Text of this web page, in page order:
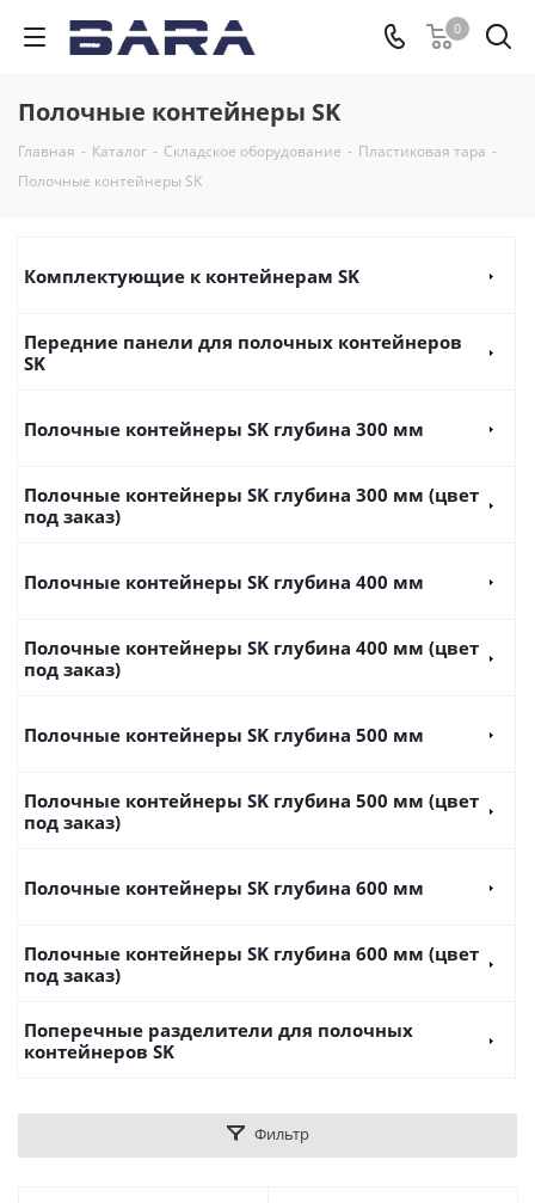
0
Полочные контейнеры SK
Главная - Каталог - Складское оборудование - Пластиковая тара -
Полочные контейнеры SK
Комплектующие к контейнерам SK
Передние панели для полочных контейнеров
SK
Полочные контейнеры SK глубина 300 мм
Полочные контейнеры SK глубина 300 мм (цвет
под заказ)
Полочные контейнеры SK глубина 400 мм
Полочные контейнеры SK глубина 400 мм (цвет
под заказ)
Полочные контейнеры SK глубина 500 мм
Полочные контейнеры SK глубина 500 мм (цвет
под заказ)
Полочные контейнеры SK глубина 600 мм
Полочные контейнеры SK глубина 600 мм (цвет
под заказ)
Поперечные разделители для полочных
контейнеров SK
Фильтр